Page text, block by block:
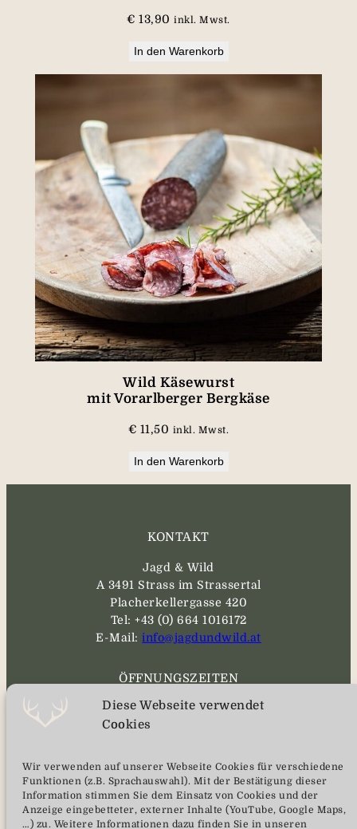
Diese Webseite verwendet
Cookies
Wir verwenden auf unserer Webseite Cookies für verschiedene
Funktionen (z.B. Sprachauswahl). Mit der Bestätigung dieser
Information stimmen Sie dem Einsatz von Cookies und der
Anzeige eingebetteter, externer Inhalte (YouTube, Google Maps,
…) zu. Weitere Informationen dazu finden Sie in unseren
€ 13,90 inkl. Mwst.
In den Warenkorb
Wild Käsewurst
mit Vorarlberger Bergkäse
€ 11,50 inkl. Mwst.
In den Warenkorb
KONTAKT
Jagd & Wild
A 3491 Strass im Strassertal
Placherkellergasse 420
Tel: +43 (0) 664 1016172
E-Mail:info@jagdundwild.at
ÖFFNUNGSZEITEN
MO – SA
08:00 bis 17:00
vorherige telefonische Anmeldung
wird erwünscht
SERVICE